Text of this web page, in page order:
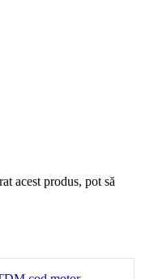
acest produs, pot să